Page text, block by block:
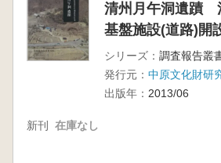
清州月午洞遺蹟
基盤施設(道路)開
シリーズ： 調査報告叢
発行元： 中原文化財研
出版年： 2013/06
新刊 在庫なし